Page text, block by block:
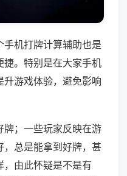
手机打牌计算辅助也是
捷。特别是在大家手机
游戏体验，避免影响
牌；一些玩家反映在游
，总是能拿到好牌，甚
，由此怀疑是不是有